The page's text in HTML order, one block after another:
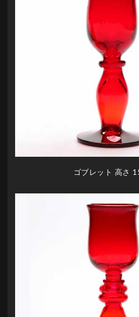
ゴブレット 高さ